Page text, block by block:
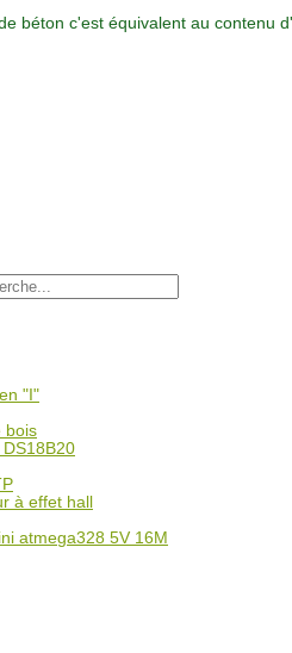
béton c'est équivalent au contenu
"I"
bois
à effet hall
atmega328 5V 16M